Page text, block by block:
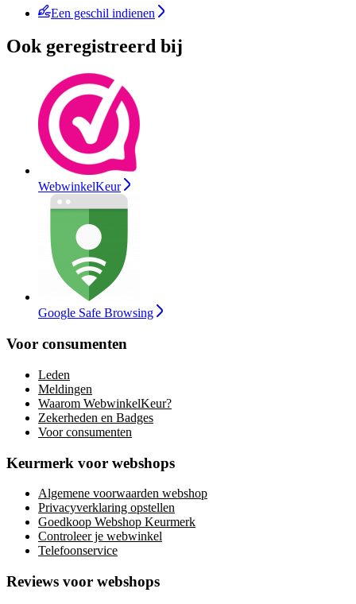
Een geschil indienen
Ook geregistreerd bij
WebwinkelKeur
Google Safe Browsing
Voor consumenten
Leden
Meldingen
Waarom WebwinkelKeur?
Zekerheden en Badges
Voor consumenten
Keurmerk voor webshops
Algemene voorwaarden webshop
Privacyverklaring opstellen
Goedkoop Webshop Keurmerk
Controleer je webwinkel
Telefoonservice
Reviews voor webshops